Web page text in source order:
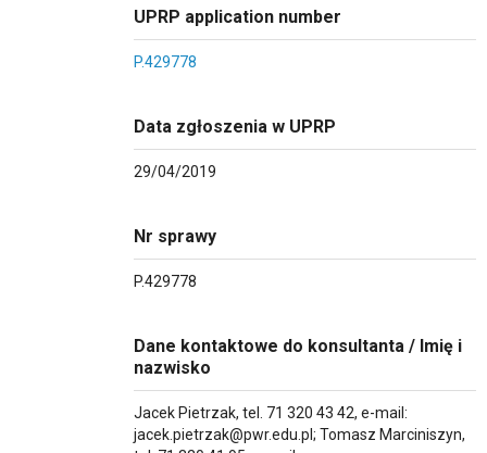
UPRP application number
P.429778
Data zgłoszenia w UPRP
29/04/2019
Nr sprawy
P.429778
Dane kontaktowe do konsultanta / Imię i
nazwisko
Jacek Pietrzak, tel. 71 320 43 42, e-mail:
jacek.pietrzak@pwr.edu.pl; Tomasz Marciniszyn,